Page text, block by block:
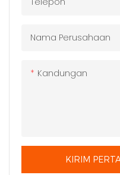
Nama Perusahaan
Kandungan
KIRIM